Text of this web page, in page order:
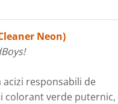
Neon)
responsabili de
colorant verde puternic,